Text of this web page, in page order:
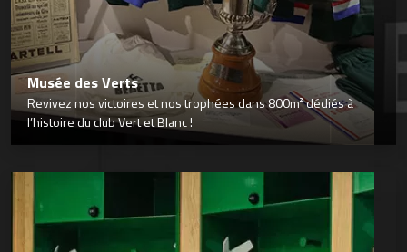
Musée des Verts
Revivez nos victoires et nos trophées dans 800m² dédiés à
l’histoire du club Vert et Blanc !